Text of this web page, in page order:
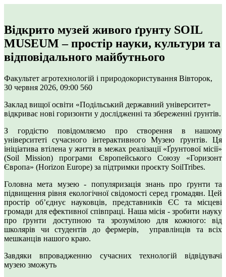
Відкрито музей живого ґрунту SOIL
MUSEUM – простір науки, культури та
відповідального майбутнього
Факультет агротехнологій і природокористування Вівторок,
30 червня 2026, 09:00 560
Заклад вищої освіти «Подільський державний університет»
відкриває нові горизонти у дослідженні та збереженні ґрунтів.
З гордістю повідомляємо про створення в нашому
університеті сучасного інтерактивного Музею ґрунтів. Ця
ініціатива втілена у життя в межах реалізації «Ґрунтової місії»
(Soil Mission) програми Європейського Союзу «Горизонт
Європа» (Horizon Europe) за підтримки проєкту SoilTribes.
Головна мета музею - популяризація знань про ґрунти та
підвищення рівня екологічної свідомості серед громадян. Цей
простір об’єднує науковців, представників ЄС та місцеві
громади для ефективної співпраці. Наша місія - зробити науку
про ґрунти доступною та зрозумілою для кожного: від
школярів чи студентів до фермерів, управлінців та всіх
мешканців нашого краю.
Завдяки впровадженню сучасних технологій відвідувачі
музею зможуть